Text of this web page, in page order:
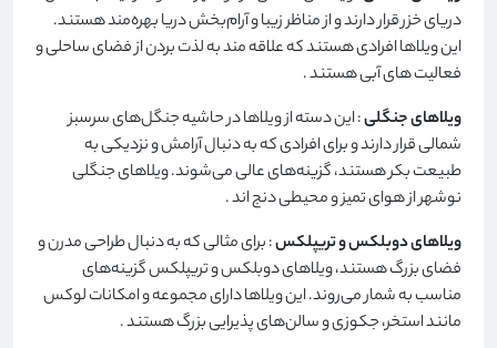
دریای خزر قرار دارند و از مناظر زیبا و آرام‌بخش دریا بهره‌مند هستند.
این ویلاها افرادی هستند که علاقه مند به لذت بردن از فضای ساحلی و
فعالیت های آبی هستند.
ویلاهای جنگلی: این دسته از ویلاها در حاشیه جنگل‌های سرسبز
شمالی قرار دارند و برای افرادی که به دنبال آرامش و نزدیکی به
طبیعت بکر هستند، گزینه‌های عالی می‌شوند. ویلاهای جنگلی
نوشهر از هوای تمیز و محیطی دنج اند.
ویلاهای دوبلکس و تریپلکس: برای مثالی که به دنبال طراحی مدرن و
فضای بزرگ هستند، ویلاهای دوبلکس و تریپلکس گزینه‌های
مناسب به شمار می‌روند. این ویلاها دارای مجموعه و امکانات لوکس
مانند استخر، جکوزی و سالن‌های پذیرایی بزرگ هستند.